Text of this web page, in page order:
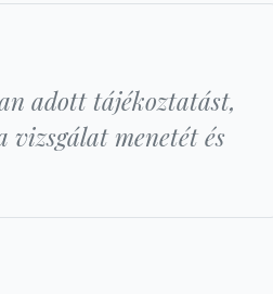
adott tájékoztatást,
vizsgálat menetét és